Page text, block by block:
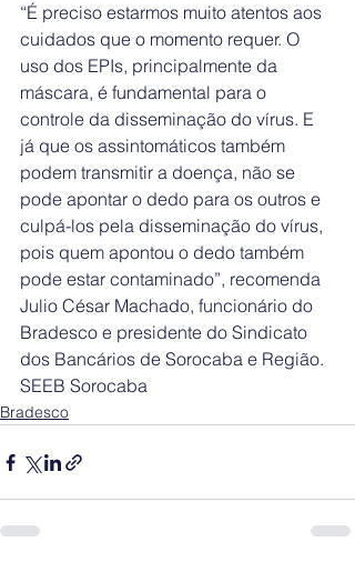
“É preciso estarmos muito atentos aos
cuidados que o momento requer. O
uso dos EPIs, principalmente da
máscara, é fundamental para o
controle da disseminação do vírus. E
já que os assintomáticos também
podem transmitir a doença, não se
pode apontar o dedo para os outros e
culpá-los pela disseminação do vírus,
pois quem apontou o dedo também
pode estar contaminado”, recomenda
Julio César Machado, funcionário do
Bradesco e presidente do Sindicato
dos Bancários de Sorocaba e Região.
SEEB Sorocaba
Bradesco